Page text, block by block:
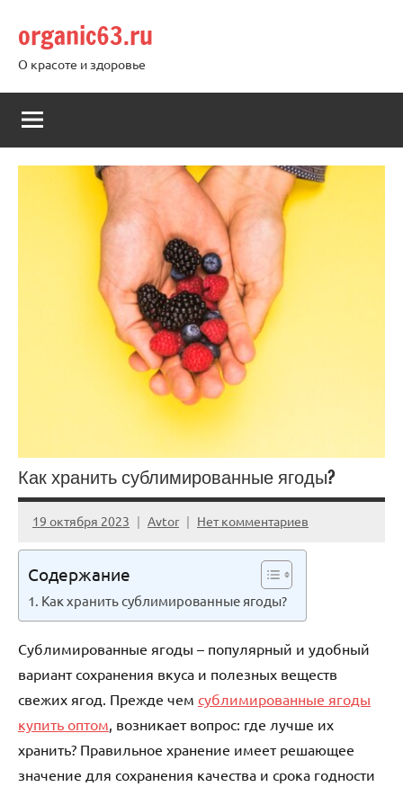
содержимому
organic63.ru
О красоте и здоровье
Как хранить сублимированные ягоды?
19 октября 2023 Avtor Нет комментариев
Содержание
Как хранить сублимированные ягоды?
Сублимированные ягоды – популярный и удобный
вариант сохранения вкуса и полезных веществ
свежих ягод. Прежде чем сублимированные ягоды
купить оптом, возникает вопрос: где лучше их
хранить? Правильное хранение имеет решающее
значение для сохранения качества и срока годности